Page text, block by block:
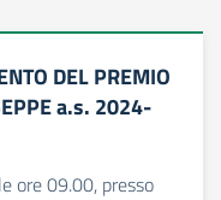
DEL PREMIO
a.s. 2024-
ore 09.00, presso